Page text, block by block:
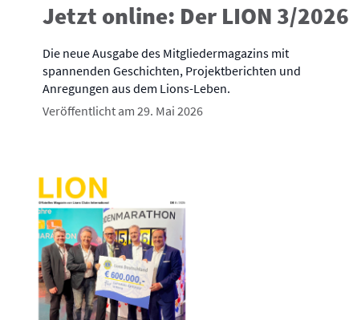
Jetzt online: Der LION 3/2026
Die neue Ausgabe des Mitgliedermagazins mit
spannenden Geschichten, Projektberichten und
Anregungen aus dem Lions-Leben.
Veröffentlicht am 29. Mai 2026